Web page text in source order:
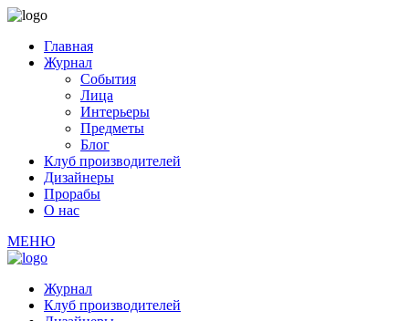
Главная
Журнал
События
Лица
Интерьеры
Предметы
Блог
Клуб производителей
Дизайнеры
Прорабы
О нас
МЕНЮ
Журнал
Клуб производителей